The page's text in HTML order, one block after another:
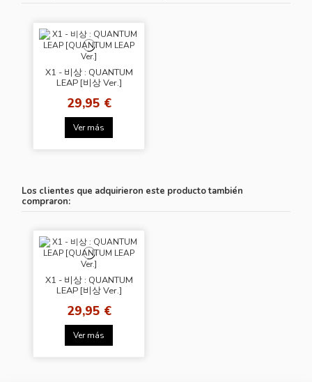
X1 - 비상 : QUANTUM
LEAP [비상 Ver.]
29,95 €
Ver más
Los clientes que adquirieron este producto también
compraron:
X1 - 비상 : QUANTUM
LEAP [비상 Ver.]
29,95 €
Ver más